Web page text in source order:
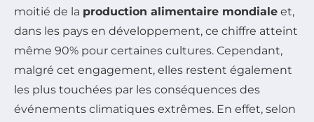
moitié de la production alimentaire mondiale et,
dans les pays en développement, ce chiffre atteint
même 90% pour certaines cultures. Cependant,
malgré cet engagement, elles restent également
les plus touchées par les conséquences des
événements climatiques extrêmes. En effet, selon